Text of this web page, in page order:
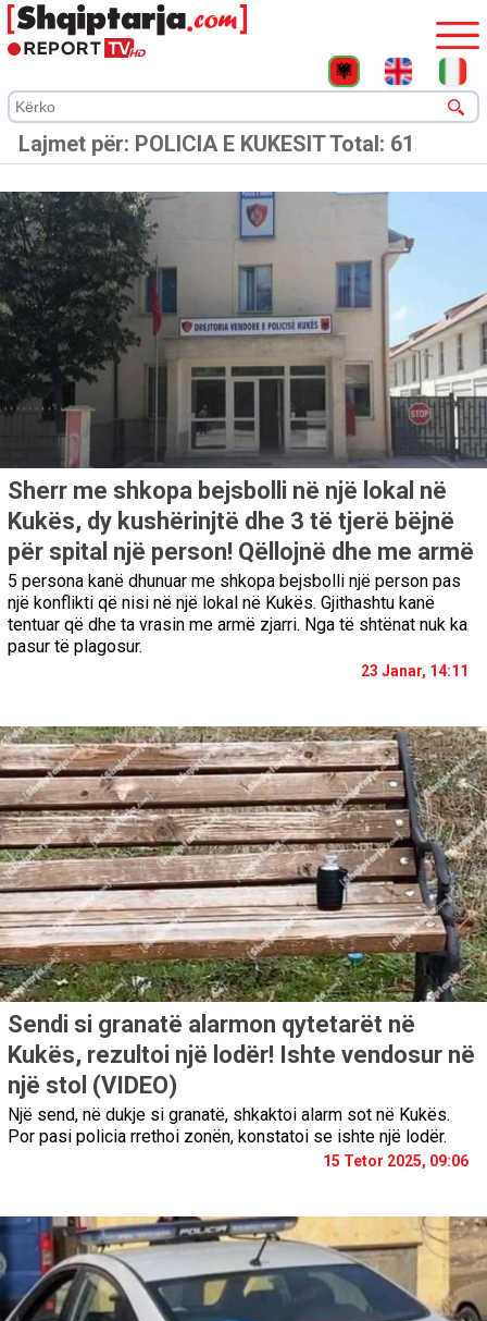
Lajmet për: POLICIA E KUKESITTotal: 61
Sherr me shkopa bejsbolli në një lokal në
Kukës, dy kushërinjtë dhe 3 të tjerë bëjnë
për spital një person! Qëllojnë dhe me armë
5 persona kanë dhunuar me shkopa bejsbolli një person pas
një konflikti që nisi në një lokal në Kukës. Gjithashtu kanë
tentuar që dhe ta vrasin me armë zjarri. Nga të shtënat nuk ka
pasur të plagosur.
23 Janar, 14:11
Sendi si granatë alarmon qytetarët në
Kukës, rezultoi një lodër! Ishte vendosur në
një stol (VIDEO)
Një send, në dukje si granatë, shkaktoi alarm sot në Kukës.
Por pasi policia rrethoi zonën, konstatoi se ishte një lodër.
15 Tetor 2025, 09:06